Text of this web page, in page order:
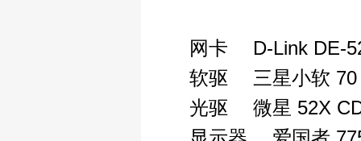
网卡 D-Link DE-
软驱 三星小软 70
光驱 微星 52X